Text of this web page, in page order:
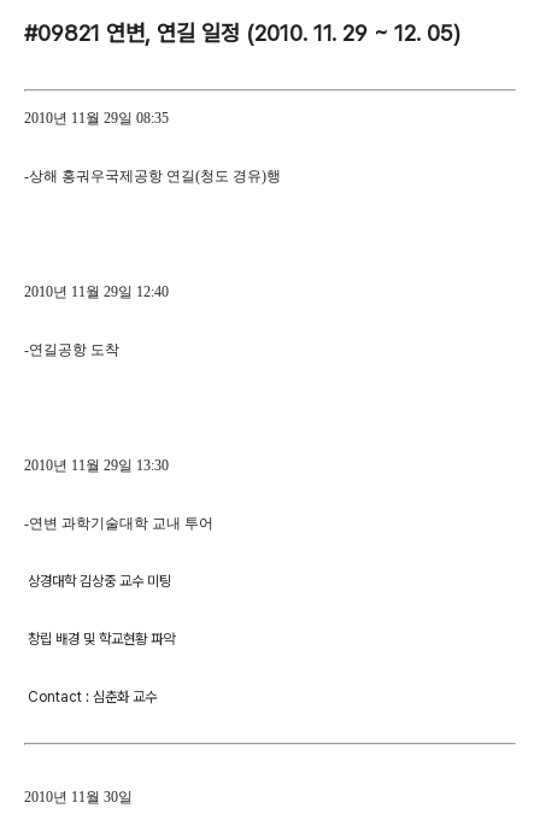
#09821 연변, 연길 일정 (2010. 11. 29 ~ 12. 05)
2010년 11월 29일 08:35
-상해 홍궈우국제공항 연길(청도 경유)행
2010년 11월 29일 12:40
-연길공항 도착
2010년 11월 29일 13:30
-연변 과학기술대학 교내 투어
상경대학 김상중 교수 미팅
창립 배경 및 학교현황 파악
Contact : 심춘화 교수
2010년 11월 30일